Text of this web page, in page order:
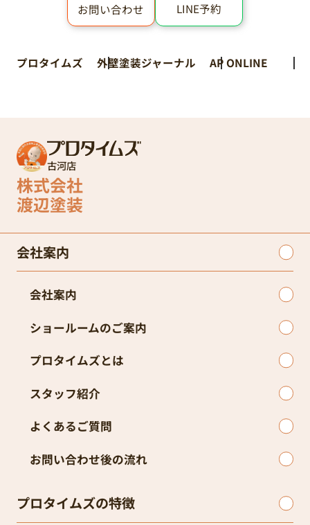
お問い合わせ LINE予約
プロタイムズ 外壁塗装ジャーナル AP ONLINE
古河店
株式会社
渡辺塗装
会社案内
会社案内
ショールームのご案内
プロタイムズとは
スタッフ紹介
よくあるご質問
お問い合わせ後の流れ
プロタイムズの特徴